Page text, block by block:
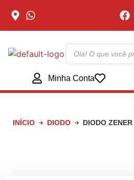
Minha Conta
INÍCIO DIODO DIODO